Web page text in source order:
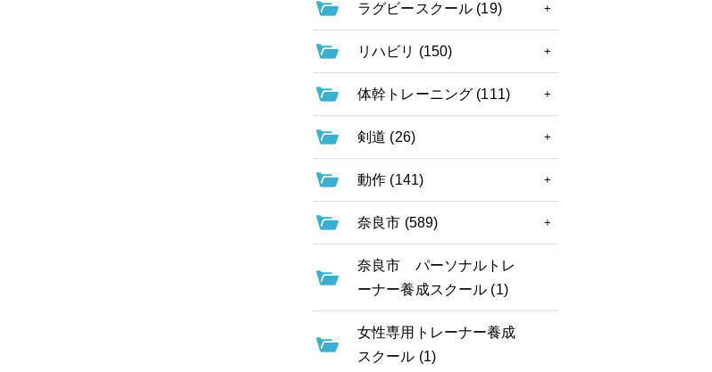
ラグビースクール (19)
リハビリ (150)
体幹トレーニング (111)
剣道 (26)
動作 (141)
奈良市 (589)
奈良市 パーソナルトレ
ーナー養成スクール (1)
女性専用トレーナー養成
スクール (1)